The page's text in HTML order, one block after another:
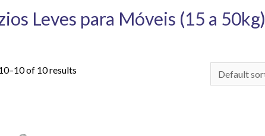
Leves para Móveis (15 a 50kg)
of 10 results